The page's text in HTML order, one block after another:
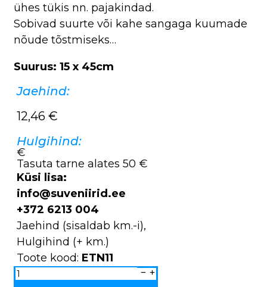
ühes tükis nn. pajakindad.
Sobivad suurte või kahe sangaga kuumade
nõude tõstmiseks…
Suurus: 15 x 45cm
Jaehind:
12,46 €
Hulgihind:
€
Tasuta tarne alates 50 €
Küsi lisa:
info@suveniirid.ee
+372 6213 004
Jaehind (sisaldab km.-i),
Hulgihind (+ km.)
Toote kood: ETN11
Pajakallistaja
ETN11
kogus